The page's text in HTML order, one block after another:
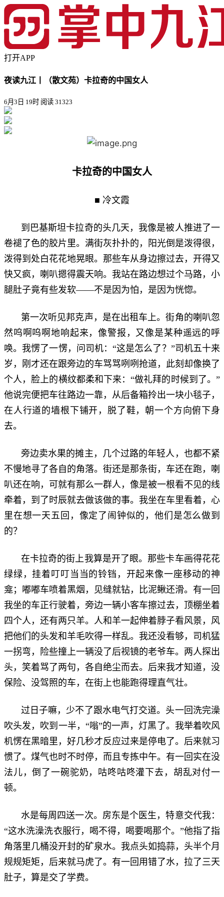
打开APP
夜读九江丨（散文苑）卡拉奇的中国女人
6月3日 19时 阅读 31323
卡拉奇的中国女人
■ 冷文霞
到巴基斯坦卡拉奇的头几天，我像是被人推进了一
卷褪了色的胶片里。满街灰扑扑的，阳光倒是泼得很，
泼得到处白花花地晃眼。那些车从身边擦过去，开得又
快又疯，喇叭摁得震天响。我站在路边想过个马路，小
腿肚子竟有些发软——不是因为怕，是因为恍惚。
第一次听见邦克声，是在出租车上。街角的喇叭忽
然呜啊呜啊地响起来，像警报，又像是某种遥远的呼
唤。我愣了一愣，问司机：“这是怎么了？”司机五十来
岁，刚才还在跟旁边的车骂骂咧咧抢道，此刻却像换了
个人，脸上的横纹都柔和下来：“做礼拜的时候到了。”
他说完便把车往路边一靠，从后备箱拎出一块小毯子，
在人行道的墙根下铺开，脱了鞋，朝一个方向俯下身
去。
旁边卖水果的摊主，几个过路的年轻人，也都不紧
不慢地寻了各自的角落。街还是那条街，车还在跑，喇
叭还在响，可就有那么一群人，像是被一根看不见的线
牵着，到了时辰就去做该做的事。我坐在车里看着，心
里在想一天五回，像定了闹钟似的，他们是怎么做到
的？
在卡拉奇的街上我算是开了眼。那些卡车画得花花
绿绿，挂着叮叮当当的铃铛，开起来像一座移动的神
龛；嘟嘟车喷着黑烟，见缝就钻，比泥鳅还滑。有一回
我坐的车正行驶着，旁边一辆小客车擦过去，顶棚坐着
四个人，还有两只羊。人和羊一起伸着脖子看风景，风
把他们的头发和羊毛吹得一样乱。我还没看够，司机猛
一拐弯，险些撞上一辆没了后视镜的老爷车。两人探出
头，笑着骂了两句，各自绝尘而去。后来我才知道，没
保险、没驾照的车，在街上也能跑得理直气壮。
过日子嘛，少不了跟水电气打交道。头一回洗完澡
吹头发，吹到一半，“嗡”的一声，灯黑了。我举着吹风
机愣在黑暗里，好几秒才反应过来是停电了。后来就习
惯了。煤气也时不时停，而且专拣中午。有一回实在没
法儿，倒了一碗驼奶，咕咚咕咚灌下去，胡乱对付一
顿。
水是每周四送一次。房东是个医生，特意交代我：
“这水洗澡洗衣服行，喝不得，喝要喝那个。”他指了指
角落里几桶没开封的矿泉水。我点头如捣蒜，头半个月
规规矩矩，后来就马虎了。有一回用错了水，拉了三天
肚子，算是交了学费。